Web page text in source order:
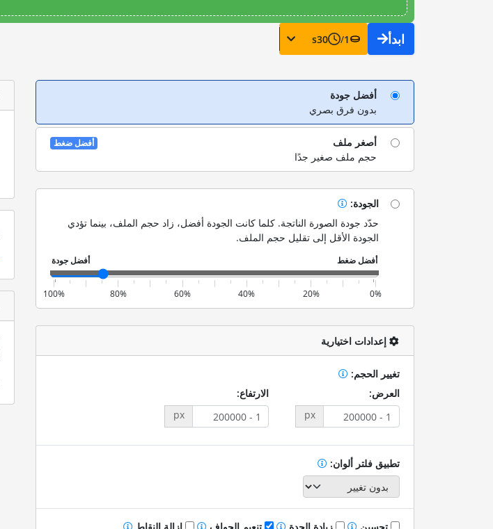
ابدأ 1
/
30
s
أفضل جودة
بدون فرق بصري
أصغر ملف
حجم ملف صغير جدًا
أفضل ضغط
الجودة:
حدّد جودة الصورة الناتجة. كلما كانت الجودة أفضل، زاد حجم الملف، بينما تؤدي
الجودة الأقل إلى تقليل حجم الملف.
0%
20%
40%
60%
80%
100%
إعدادات اختيارية
تغيير الحجم:
العرض:
px
الارتفاع:
px
تطبيق فلتر ألوان: